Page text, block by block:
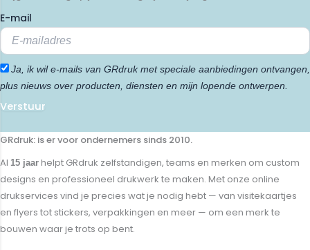
E-mail
Ja, ik wil e-mails van GRdruk met speciale aanbiedingen ontvangen,
plus nieuws over producten, diensten en mijn lopende ontwerpen.
Verstuur
GRdruk: is er voor ondernemers sinds 2010.
Al 15 jaar helpt GRdruk zelfstandigen, teams en merken om custom
designs en professioneel drukwerk te maken. Met onze online
drukservices vind je precies wat je nodig hebt — van visitekaartjes
en flyers tot stickers, verpakkingen en meer — om een merk te
bouwen waar je trots op bent.